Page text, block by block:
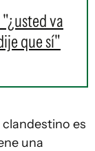
va
que sí"
es
una